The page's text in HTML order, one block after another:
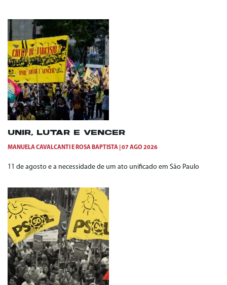
UNIR, LUTAR E VENCER
MANUELA CAVALCANTI E ROSA BAPTISTA 07 AGO 2026
11 de agosto e a necessidade de um ato unificado em São Paulo